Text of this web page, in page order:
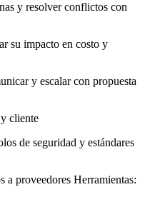
y resolver conflictos con
su impacto en costo y
y escalar con propuesta
cliente
de seguridad y estándares
a proveedores Herramientas: